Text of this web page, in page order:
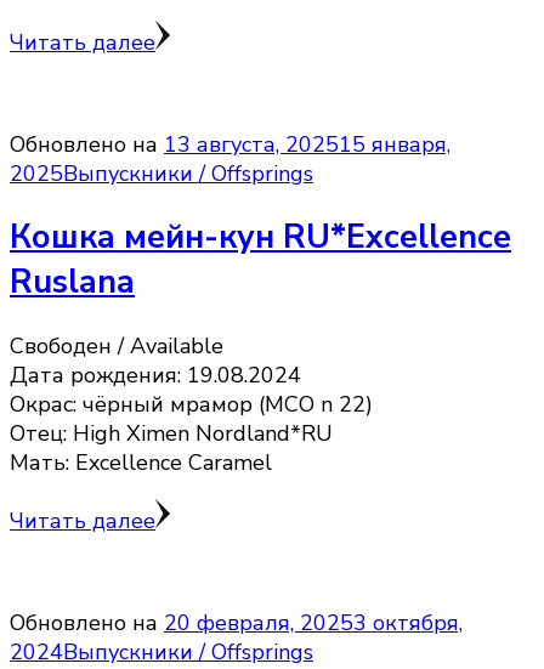
Читать далее
Обновлено на 13 августа, 202515 января,
2025Выпускники / Offsprings
Кошка мейн-кун RU*Excellence
Ruslana
Свободен / Available
Дата рождения: 19.08.2024
Окрас: чёрный мрамор (MCO n 22)
Отец: High Ximen Nordland*RU
Мать: Excellence Caramel
Читать далее
Обновлено на 20 февраля, 20253 октября,
2024Выпускники / Offsprings